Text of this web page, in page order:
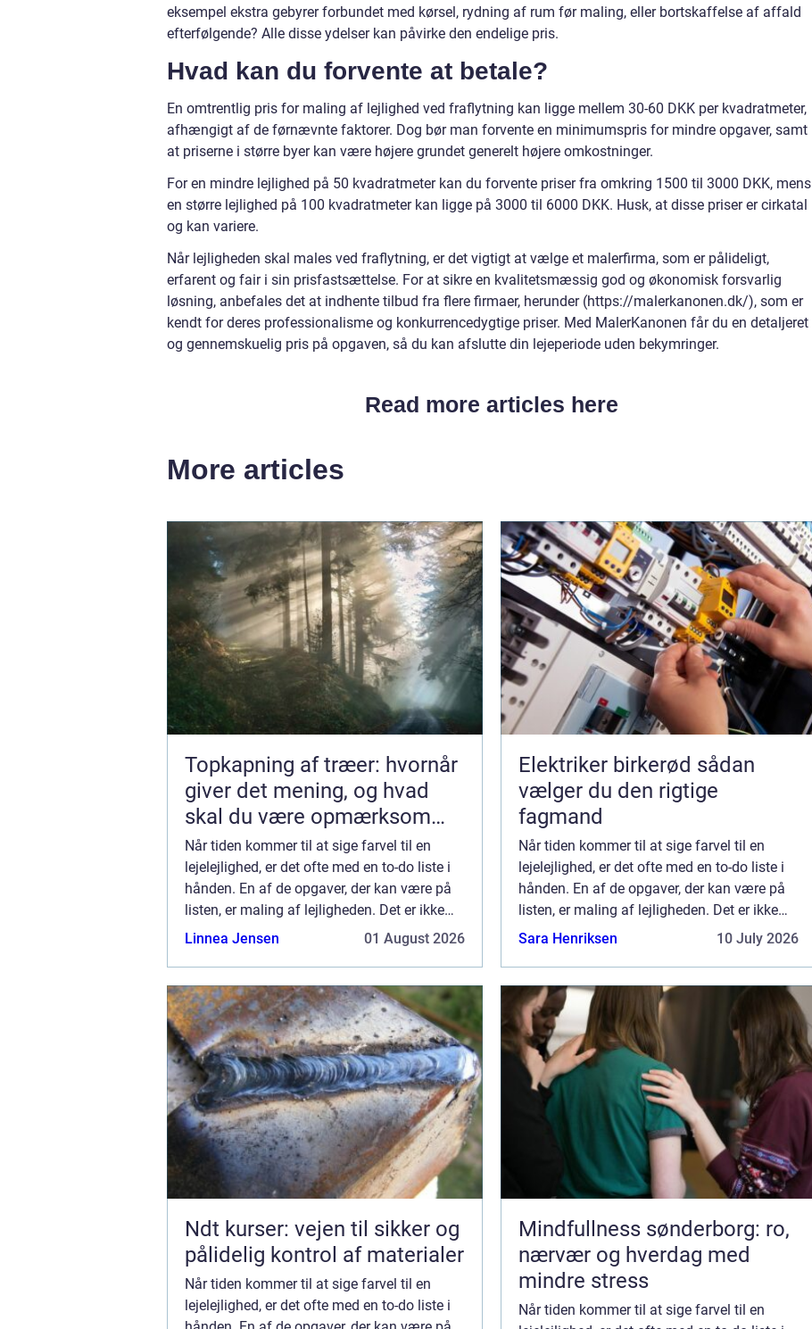
eksempel ekstra gebyrer forbundet med kørsel, rydning af rum før maling, eller bortskaffelse af affald
efterfølgende? Alle disse ydelser kan påvirke den endelige pris.
Hvad kan du forvente at betale?
En omtrentlig pris for maling af lejlighed ved fraflytning kan ligge mellem 30-60 DKK per kvadratmeter,
afhængigt af de førnævnte faktorer. Dog bør man forvente en minimumspris for mindre opgaver, samt
at priserne i større byer kan være højere grundet generelt højere omkostninger.
For en mindre lejlighed på 50 kvadratmeter kan du forvente priser fra omkring 1500 til 3000 DKK, mens
en større lejlighed på 100 kvadratmeter kan ligge på 3000 til 6000 DKK. Husk, at disse priser er cirkatal
og kan variere.
Når lejligheden skal males ved fraflytning, er det vigtigt at vælge et malerfirma, som er pålideligt,
erfarent og fair i sin prisfastsættelse. For at sikre en kvalitetsmæssig god og økonomisk forsvarlig
løsning, anbefales det at indhente tilbud fra flere firmaer, herunder (https://malerkanonen.dk/), som er
kendt for deres professionalisme og konkurrencedygtige priser. Med MalerKanonen får du en detaljeret
og gennemskuelig pris på opgaven, så du kan afslutte din lejeperiode uden bekymringer.
Read more articles here
More articles
Topkapning af træer: hvornår
giver det mening, og hvad
skal du være opmærksom
på?
Når tiden kommer til at sige farvel til en
lejelejlighed, er det ofte med en to-do liste i
hånden. En af de opgaver, der kan være på
listen, er maling af lejligheden. Det er ikke
ualmindeligt, at en udlejer forventer, at
Linnea Jensen 01 August 2026
Elektriker birkerød sådan
vælger du den rigtige
fagmand
Når tiden kommer til at sige farvel til en
lejelejlighed, er det ofte med en to-do liste i
hånden. En af de opgaver, der kan være på
listen, er maling af lejligheden. Det er ikke
ualmindeligt, at en udlejer forventer, at
Sara Henriksen 10 July 2026
Ndt kurser: vejen til sikker og
pålidelig kontrol af materialer
Når tiden kommer til at sige farvel til en
lejelejlighed, er det ofte med en to-do liste i
Mindfullness sønderborg: ro,
nærvær og hverdag med
mindre stress
Når tiden kommer til at sige farvel til en